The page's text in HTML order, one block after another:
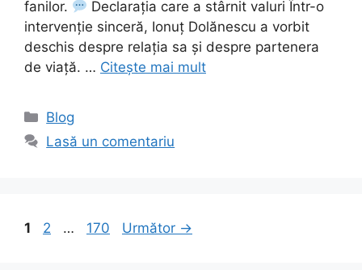
fanilor.
Declarația care a stârnit valuri Într-o
intervenție sinceră, Ionuț Dolănescu a vorbit
deschis despre relația sa și despre partenera
de viață. … Citește mai mult
Categorii
Blog
Lasă un comentariu
Pagina
1 Pagina
2 … Pagina
170 Următor →